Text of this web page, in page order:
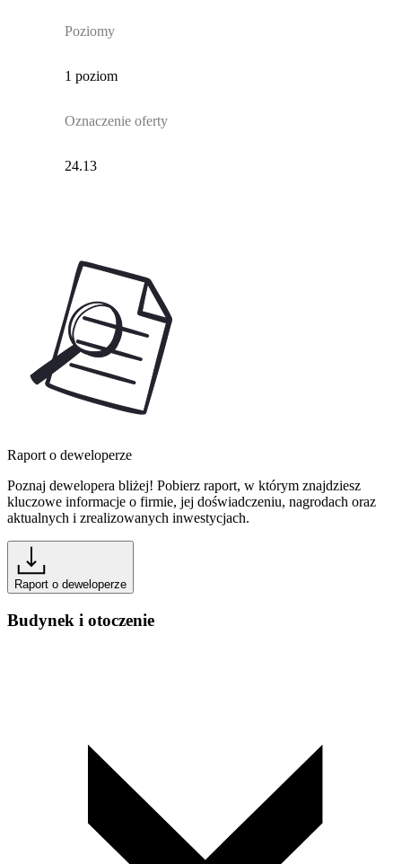
Poziomy
1 poziom
Oznaczenie oferty
24.13
Raport o deweloperze
Poznaj dewelopera bliżej! Pobierz raport, w którym znajdziesz
kluczowe informacje o firmie, jej doświadczeniu, nagrodach oraz
aktualnych i zrealizowanych inwestycjach.
Raport o deweloperze
Budynek i otoczenie